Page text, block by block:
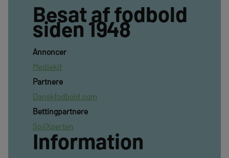
Besat af fodbold
siden 1948
Annoncer
Mediekit
Partnere
Danskfodbold.com
Bettingpartnere
SpilXperten
Information